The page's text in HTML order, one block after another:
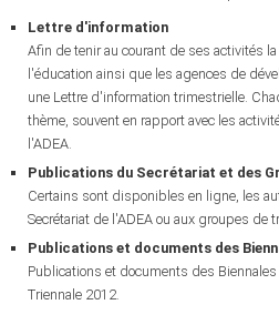
Lettre d'information
Afin de tenir au courant de ses activités
l'éducation ainsi que les agences de
une Lettre d'information trimestrielle.
thème, souvent en rapport avec les
l'ADEA.
Publications du Secrétariat et des
Certains sont disponibles en ligne, les
Secrétariat de l'ADEA ou aux groupes de
Publications et documents des
Publications et documents des
Triennale 2012.